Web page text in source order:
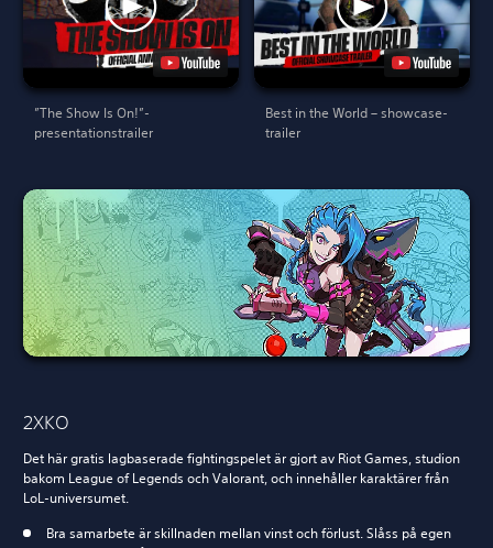
”The Show Is On!”-
presentationstrailer
Best in the World – showcase-
trailer
2XKO
Det här gratis lagbaserade fightingspelet är gjort av Riot Games, studion
bakom League of Legends och Valorant, och innehåller karaktärer från
LoL-universumet.
Bra samarbete är skillnaden mellan vinst och förlust. Slåss på egen